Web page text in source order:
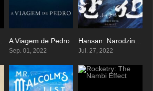
7
A Viagem de Pedro
Sep. 01, 2022
6.6
Jul. 27, 2022